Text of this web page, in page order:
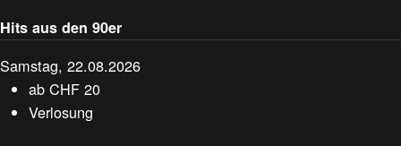
Hits aus den 90er
Samstag, 22.08.2026
abCHF 20
Verlosung